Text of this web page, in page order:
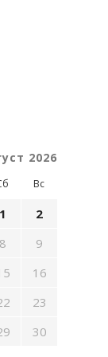
2026
Вс
1
2
8
9
16
23
30